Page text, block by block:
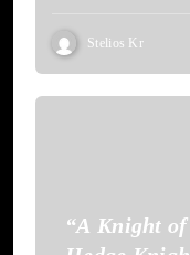
Stelios Kr
“A Knight